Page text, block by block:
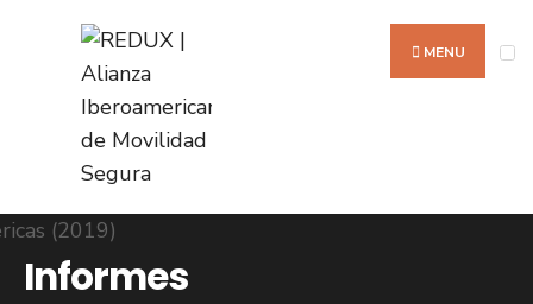
content
MENU
Informes
for: